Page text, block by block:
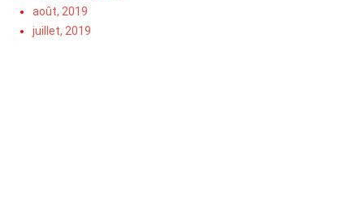
août, 2019
juillet, 2019